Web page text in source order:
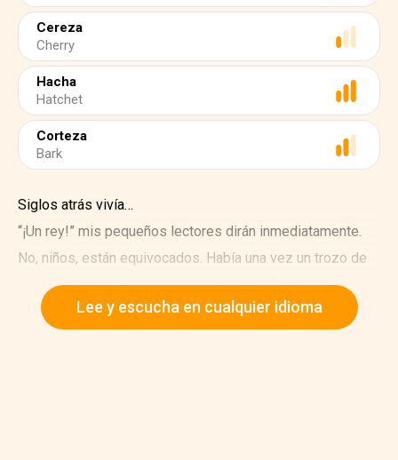
Cereza
Cherry
Hacha
Hatchet
Corteza
Bark
Siglos atrás vivía…
“¡Un rey!” mis pequeños lectores dirán inmediatamente.
No, niños, están equivocados. Había una vez un trozo de
madera. No era un trozo de madera caro. Todo lo contrario.
Sólo un bloque común de leña. Uno de esos troncos de
Lee y escucha en cualquier idioma